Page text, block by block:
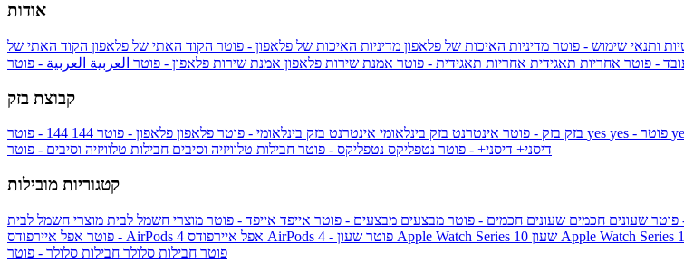
אודות
ותנאי שימוש - פוטר מדיניות האיכות של פלאפון מדיניות האיכות של פלאפון - פוטר הקוד האתי של פלאפון הקוד האתי של
- פוטר אחריות תאגידית אחריות תאגידית - פוטר אמנת שירות פלאפון אמנת שירות פלאפון - פוטר العربية العربية - פוטר
קבוצת בזק
בזק בזק - פוטר אינטרנט בזק בינלאומי אינטרנט בזק בינלאומי - פוטר פלאפון פלאפון - פוטר 144 yes
דיסני+ דיסני+ - פוטר נטפליקס נטפליקס - פוטר חבילות טלוויזיה וסיבים חבילות טלוויזיה וסיבים - פוטר
קטגוריות מובילות
פוטר שעונים חכמים שעונים חכמים - פוטר מבצעים מבצעים - פוטר אייפד אייפד - פוטר מוצרי חשמל לבית מוצרי חשמל לבית
- פוטר אפל איירפודס AirPods 4 אפל איירפודס AirPods 4 - פוטר שעון Apple Watch Series 10
פוטר חבילות סלולר חבילות סלולר - פוטר